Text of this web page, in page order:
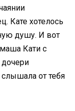
Кате хотелось
душу. И вот
Кати с
от тебя